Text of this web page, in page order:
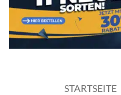
STARTSEITE